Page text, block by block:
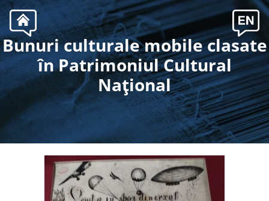
.
Bunuri culturale mobile clasate
în Patrimoniul Cultural
Naţional